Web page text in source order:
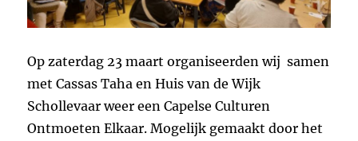
Op zaterdag 23 maart organiseerden wij samen
metCassas Taha enHuis van de Wijk
Schollevaarweer een Capelse Culturen
Ontmoeten Elkaar. Mogelijk gemaakt door het